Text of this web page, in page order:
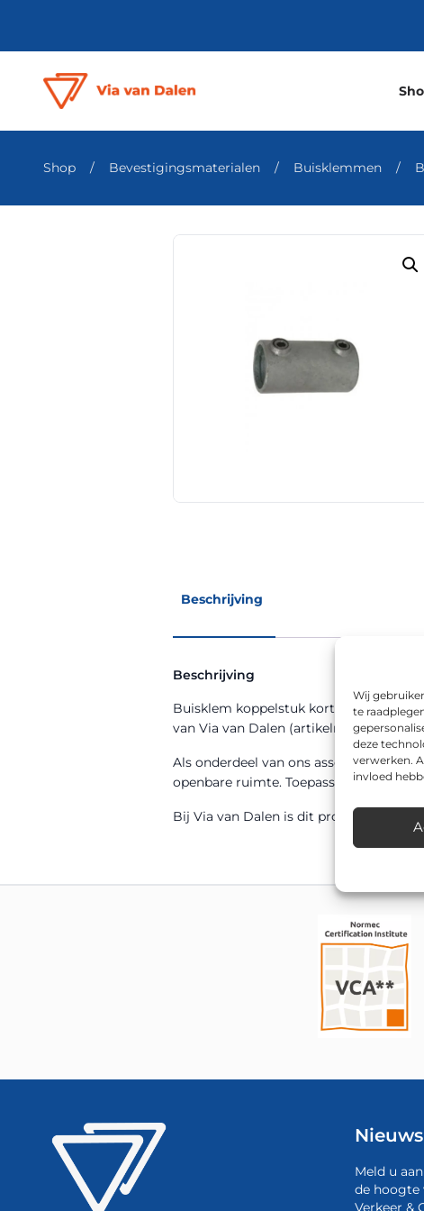
Wij
te
deze
verwerken.
invloed
Shop / Bevestigingsmaterialen / Buisklemmen /
Beschrijving
Beschrijving
Buisklem koppelstuk kort recht ø 60,3
van Via van Dalen (artikelnummer
Als onderdeel van ons assortiment
openbare ruimte. Toepassing is
Bij Via van Dalen is dit product snel
Meld u
de hoogte
Verkeer &